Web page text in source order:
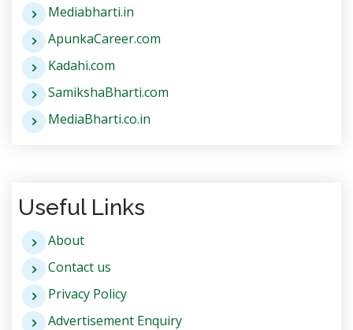
Mediabharti.in
ApunkaCareer.com
Kadahi.com
SamikshaBharti.com
MediaBharti.co.in
Useful Links
About
Contact us
Privacy Policy
Advertisement Enquiry